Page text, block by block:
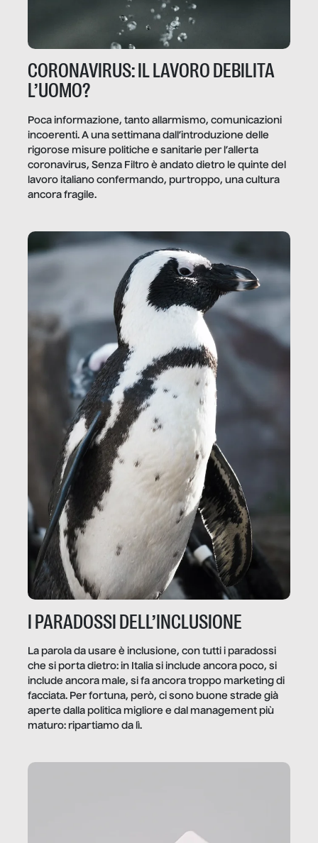
CORONAVIRUS: IL LAVORO DEBILITA
L’UOMO?
Poca informazione, tanto allarmismo, comunicazioni
incoerenti. A una settimana dall’introduzione delle
rigorose misure politiche e sanitarie per l’allerta
coronavirus, Senza Filtro è andato dietro le quinte del
lavoro italiano confermando, purtroppo, una cultura
ancora fragile.
I PARADOSSI DELL’INCLUSIONE
La parola da usare è inclusione, con tutti i paradossi
che si porta dietro: in Italia si include ancora poco, si
include ancora male, si fa ancora troppo marketing di
facciata. Per fortuna, però, ci sono buone strade già
aperte dalla politica migliore e dal management più
maturo: ripartiamo da lì.